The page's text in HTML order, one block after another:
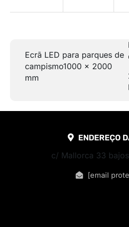
Ecrã LED para parques de
campismo1000 x 2000
mm
ENDEREÇO
c/ Mallorca 33
[email